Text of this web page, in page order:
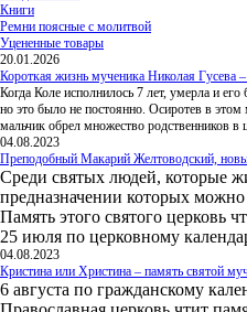
Книги
Ремни поясные с молитвой
Уцененные товары
20.01.2026
Короткая жизнь мученика Николая Гусева
Когда Коле исполнилось 7 лет, умерла и
но это было не постоянно. Осиротев в
мальчик обрел множество родственников в
04.08.2023
Преподобный Макарий Желтоводский,
Среди святых людей, которые
предназначении которых можно
Память этого святого церковь
25 июля по церковному
04.08.2023
Кристина или Христина – память святой
6 августа по гражданскому